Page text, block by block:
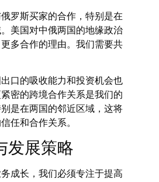
罗斯买家的合作，特别是在
美国对中俄两国的地缘政治
多合作的理由。我们需要共
口的吸收能力和投资机会也
密的跨境合作关系是我们的
是在两国的邻近区域，这将
任和合作关系。
发展策略
成长，我们必须专注于提高